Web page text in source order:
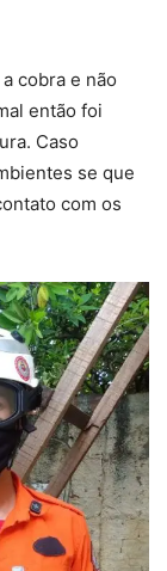
cobra e não
então foi
Caso
se que
com os